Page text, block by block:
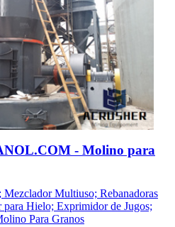
- Molino para
Mezclador Multiuso; Rebanadoras
para Hielo; Exprimidor de Jugos;
Para Granos